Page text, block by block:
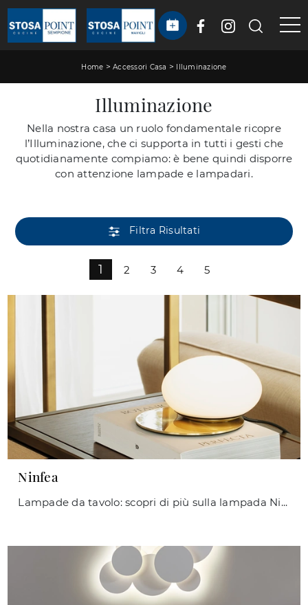
Home >Accessori Casa > Illuminazione
Illuminazione
Nella nostra casa un ruolo fondamentale ricopre
l’Illuminazione, che ci supporta in tutti i gesti che
quotidianamente compiamo: è bene quindi disporre
con attenzione lampade e lampadari.
Filtra Risultati
1 2 3 4 5
Ninfea
Lampade da tavolo: scopri di più sulla lampada Ninfea in metallo che ti presentiamo.